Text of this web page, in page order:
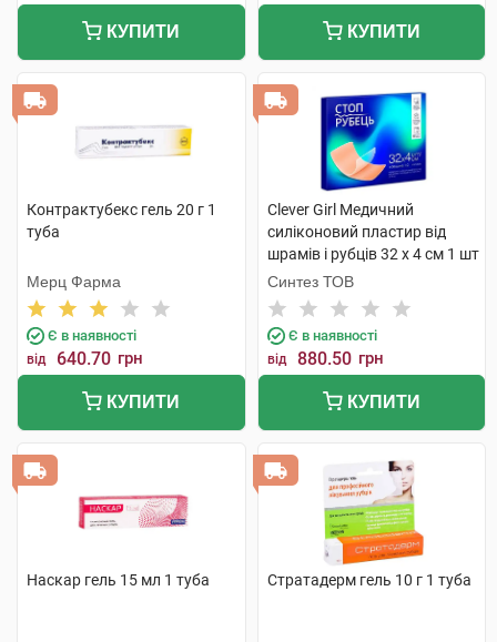
КУПИТИ КУПИТИ
Контрактубекс гель 20 г 1
туба
Мерц Фарма
Є в наявності
від 640.70 грн
КУПИТИ
Clever Girl Медичний
силіконовий пластир від
шрамів і рубців 32 x 4 см 1 шт
Синтез ТОВ
Є в наявності
від 880.50 грн
КУПИТИ
Наскар гель 15 мл 1 туба Стратадерм гель 10 г 1 туба